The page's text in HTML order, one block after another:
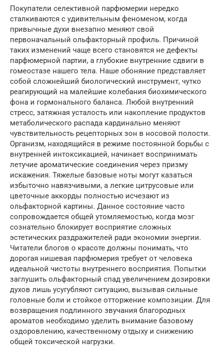
Покупатели селективной парфюмерии нередко
сталкиваются с удивительным феноменом, когда
привычные духи внезапно меняют свой
первоначальный ольфакторный профиль. Причиной
таких изменений чаще всего становятся не дефекты
парфюмерной партии, а глубокие внутренние сдвиги в
гомеостазе нашего тела. Наше обоняние представляет
собой сложнейший биологический инструмент, чутко
реагирующий на малейшие колебания биохимического
фона и гормонального баланса. Любой внутренний
стресс, затяжная усталость или накопление продуктов
метаболического распада кардинально меняют
чувствительность рецепторных зон в носовой полости.
Организм, находящийся в режиме постоянной борьбы с
внутренней интоксикацией, начинает воспринимать
летучие ароматические соединения через призму
искажения. Тяжелые базовые ноты могут казаться
избыточно навязчивыми, а легкие цитрусовые или
цветочные аккорды полностью исчезают из
ольфакторной картины. Данное состояние часто
сопровождается общей утомляемостью, когда мозг
сознательно блокирует восприятие сложных
эстетических раздражителей ради экономии энергии.
Читатели блогов о красоте должны понимать, что
дорогая нишевая парфюмерия требует от человека
идеальной чистоты внутреннего восприятия. Попытки
заглушить ольфакторный спад увеличением дозировки
духов лишь усугубляют ситуацию, вызывая сильные
головные боли и стойкое отторжение композиции. Для
возвращения подлинного звучания благородных
ароматов необходимо уделить внимание базовому
оздоровлению, качественному отдыху и снижению
общей токсической нагрузки.